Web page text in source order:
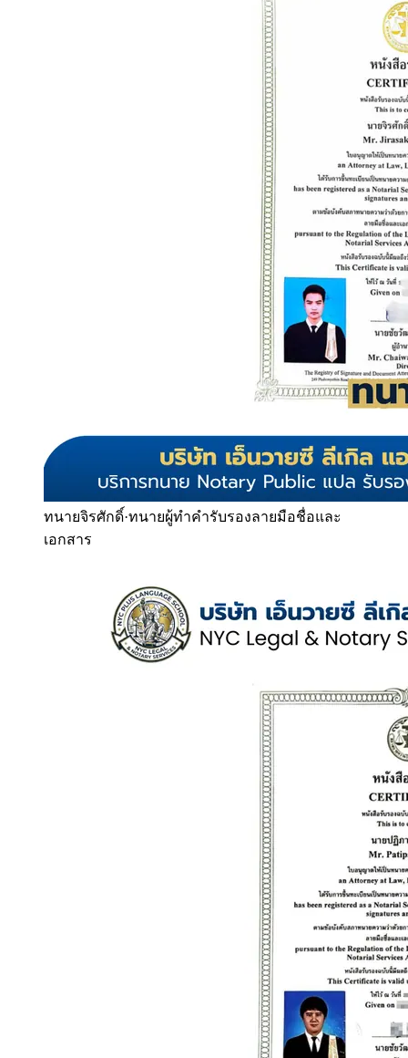
ทนายจิรศักดิ์·ทนายผู้ทำคำรับรองลายมือชื่อและ
เอกสาร